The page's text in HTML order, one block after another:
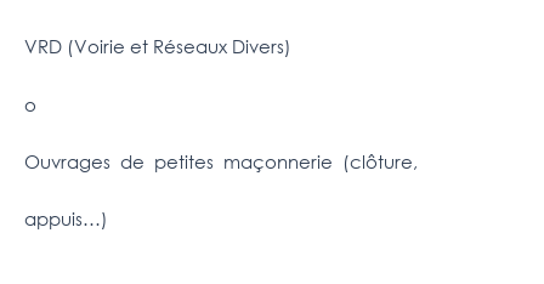
VRD (Voirie et Réseaux Divers)
o
Ouvrages de petites maçonnerie (clôture,
appuis…)